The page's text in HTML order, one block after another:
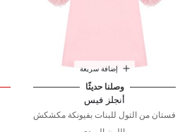
إضافة سريعة
وصلنا حديثًا
أنجلز فيس
فستان من التول للبنات بفيونكة مكشكش